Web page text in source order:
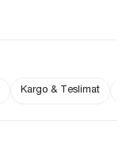
is in stock
Kargo & Teslimat